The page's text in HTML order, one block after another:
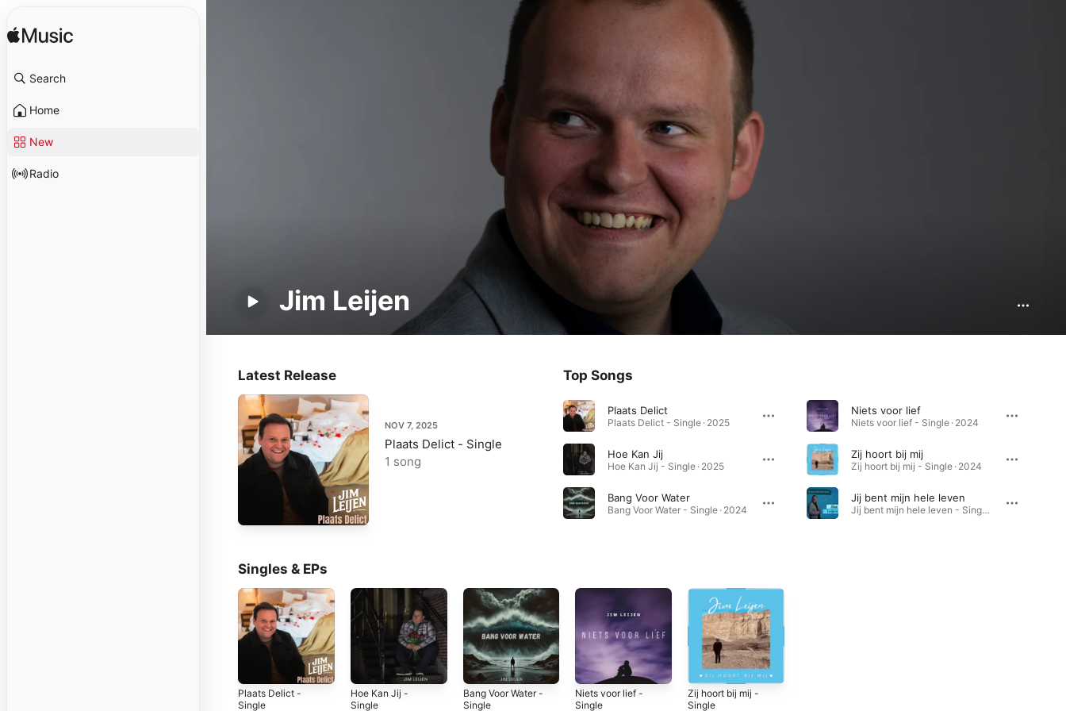
Search
Home
New
Radio
Jim Leijen
Latest Release
NOV 7, 2025
Plaats Delict - Single
1 song
Top Songs
Plaats Delict
Plaats Delict - Single · 2025
Hoe Kan Jij
Hoe Kan Jij - Single · 2025
Bang Voor Water
Bang Voor Water - Single · 2024
Niets voor lief
Niets voor lief - Single · 2024
Zij hoort bij mij
Zij hoort bij mij - Single · 2024
Jij bent mijn hele leven
Jij bent mijn hele leven - Single · 2023
Singles & EPs
Plaats Delict -
Single
Hoe Kan Jij -
Single
Bang Voor Water -
Single
Niets voor lief -
Single
Zij hoort bij mij -
Single